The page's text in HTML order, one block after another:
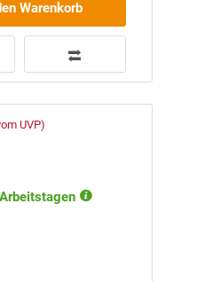
Warenkorb
UVP)